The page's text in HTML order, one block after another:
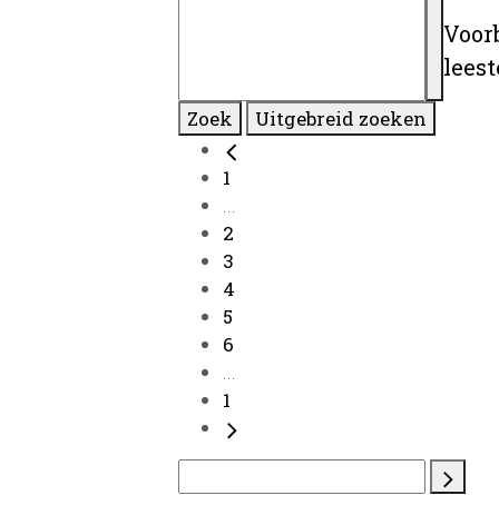
Zoek Uitgebreid zoeken
1
...
2
3
4
5
6
...
1